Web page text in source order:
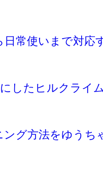
常使いまで対応
したヒルクライ
グ方法をゆう